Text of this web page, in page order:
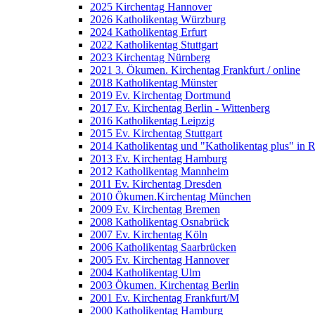
2025 Kirchentag Hannover
2026 Katholikentag Würzburg
2024 Katholikentag Erfurt
2022 Katholikentag Stuttgart
2023 Kirchentag Nürnberg
2021 3. Ökumen. Kirchentag Frankfurt / online
2018 Katholikentag Münster
2019 Ev. Kirchentag Dortmund
2017 Ev. Kirchentag Berlin - Wittenberg
2016 Katholikentag Leipzig
2015 Ev. Kirchentag Stuttgart
2014 Katholikentag und "Katholikentag plus" in
2013 Ev. Kirchentag Hamburg
2012 Katholikentag Mannheim
2011 Ev. Kirchentag Dresden
2010 Ökumen.Kirchentag München
2009 Ev. Kirchentag Bremen
2008 Katholikentag Osnabrück
2007 Ev. Kirchentag Köln
2006 Katholikentag Saarbrücken
2005 Ev. Kirchentag Hannover
2004 Katholikentag Ulm
2003 Ökumen. Kirchentag Berlin
2001 Ev. Kirchentag Frankfurt/M
2000 Katholikentag Hamburg